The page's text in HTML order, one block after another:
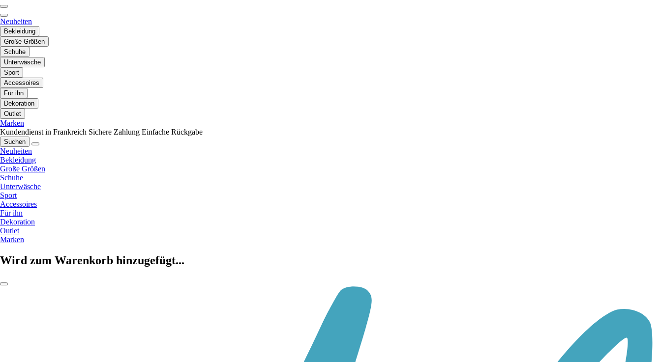
Neuheiten
Bekleidung
Große Größen
Schuhe
Unterwäsche
Sport
Accessoires
Für ihn
Dekoration
Outlet
Marken
Kundendienst in Frankreich Sichere Zahlung Einfache Rückgabe
Suchen
Neuheiten
Bekleidung
Große Größen
Schuhe
Unterwäsche
Sport
Accessoires
Für ihn
Dekoration
Outlet
Marken
Wird zum Warenkorb hinzugefügt...